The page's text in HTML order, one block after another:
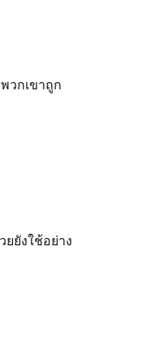
วกเขาถูก
ยังใช้อย่าง